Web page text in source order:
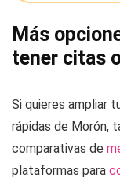
Más
tener citas
Si quieres ampliar
rápidas de Morón,
comparativas de
plataformas para